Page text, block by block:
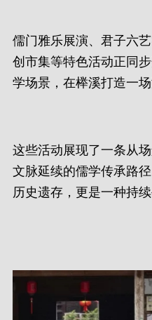
儒门雅乐展演、君子六
创市集等特色活动正同
学场景，在榉溪打造一
这些活动展现了一条从
文脉延续的儒学传承路
历史遗存，更是一种持